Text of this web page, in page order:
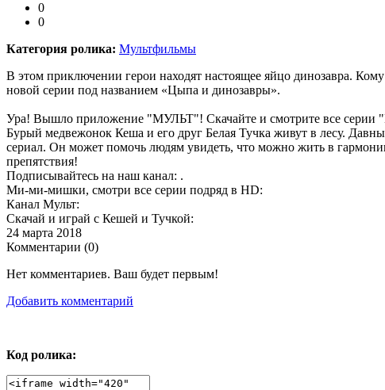
0
0
Категория ролика: Мультфильмы
В этом приключении герои находят настоящее яйцо динозавра.
новой серии под названием «Цыпа и динозавры».
Ура! Вышло приложение "МУЛЬТ"! Скачайте и смотрите все серии
Бурый медвежонок Кеша и его друг Белая Тучка живут в лесу.
сериал. Он может помочь людям увидеть, что можно жить в
препятствия!
Подписывайтесь на наш канал: .
Ми-ми-мишки, смотри все серии подряд в HD:
Канал Мульт:
Скачай и играй с Кешей и Тучкой:
24 марта 2018
Комментарии (0)
Нет комментариев. Ваш будет первым!
Добавить комментарий
Код ролика: